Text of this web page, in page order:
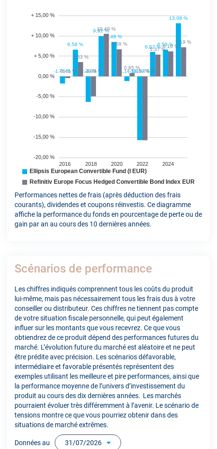
Performances nettes de frais (après déduction des frais
courants), dividendes et coupons réinvestis. Ce diagramme
affiche la performance du fonds en pourcentage de perte ou de
gain par an au cours des 10 dernières années.
Scénarios de performance
Les chiffres indiqués comprennent tous les coûts du produit
lui-même, mais pas nécessairement tous les frais dus à votre
conseiller ou distributeur. Ces chiffres ne tiennent pas compte
de votre situation fiscale personnelle, qui peut également
influer sur les montants que vous recevrez. Ce que vous
obtiendrez de ce produit dépend des performances futures du
marché. L’évolution future du marché est aléatoire et ne peut
être prédite avec précision. Les scénarios défavorable,
intermédiaire et favorable présentés représentent des
exemples utilisant les meilleure et pire performances, ainsi que
la performance moyenne de l’univers d’investissement du
produit au cours des dix dernières années. Les marchés
pourraient évoluer très différemment à l’avenir. Le scénario de
tensions montre ce que vous pourriez obtenir dans des
situations de marché extrêmes.
Données au 31/07/2026